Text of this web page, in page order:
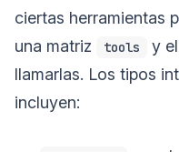
ciertas herramientas
una matriz
tools
y
llamarlas. Los tipos
incluyen: